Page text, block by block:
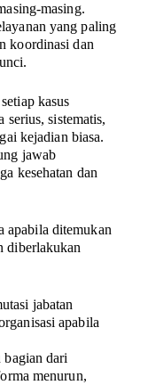
masing.
yang paling
koordinasi dan
kasus
serius, sistematis,
kejadian biasa.
jawab
kesehatan dan
apabila ditemukan
diberlakukan
jabatan
apabila
bagian dari
menurun,